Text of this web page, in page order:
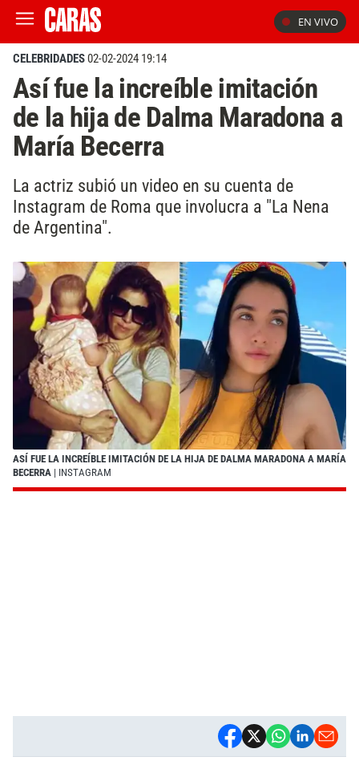
EN VIVO
CELEBRIDADES02-02-2024 19:14
Así fue la increíble imitación
de la hija de Dalma Maradona a
María Becerra
La actriz subió un video en su cuenta de
Instagram de Roma que involucra a "La Nena
de Argentina".
ASÍ FUE LA INCREÍBLE IMITACIÓN DE LA HIJA DE DALMA MARADONA A MARÍA
BECERRA | INSTAGRAM